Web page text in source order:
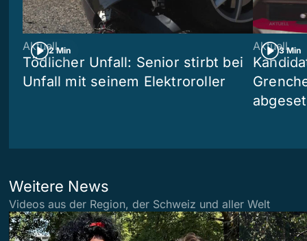
2 Min
Aktuell
Tödlicher Unfall: Senior stirbt bei
Unfall mit seinem Elektroroller
3 Min
Aktuell
Weitere News
Videos aus der Region, der Schweiz und aller Welt